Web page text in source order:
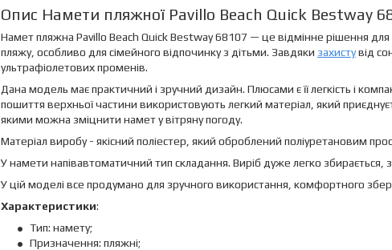
Опис Намети пляжної Pavillo Beach Quick Bestway
Намет пляжна Pavillo Beach Quick Bestway 68107 — це відмінне рішення
пляжу, особливо для сімейного відпочинку з дітьми. Завдяки захистувід
ультрафіолетових променів.
Дана модель має практичний і зручний дизайн. Плюсами є її легкість і
пошиття верхньої частини використовують легкий матеріал, який
якими можна зміцнити намет у вітряну погоду.
Матеріал виробу - якісний поліестер, який оброблений поліуретановим
У намети напівавтоматичний тип складання. Виріб дуже легко
У цій моделі все продумано для зручного використання, комфортного
Характеристики:
Тип: намету;
Призначення: пляжні;